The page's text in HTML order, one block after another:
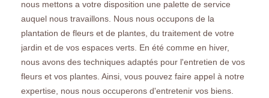
nous mettons a votre disposition une palette de service
auquel nous travaillons. Nous nous occupons de la
plantation de fleurs et de plantes, du traitement de votre
jardin et de vos espaces verts. En été comme en hiver,
nous avons des techniques adaptés pour l'entretien de vos
fleurs et vos plantes. Ainsi, vous pouvez faire appel à notre
expertise, nous nous occuperons d'entretenir vos biens.